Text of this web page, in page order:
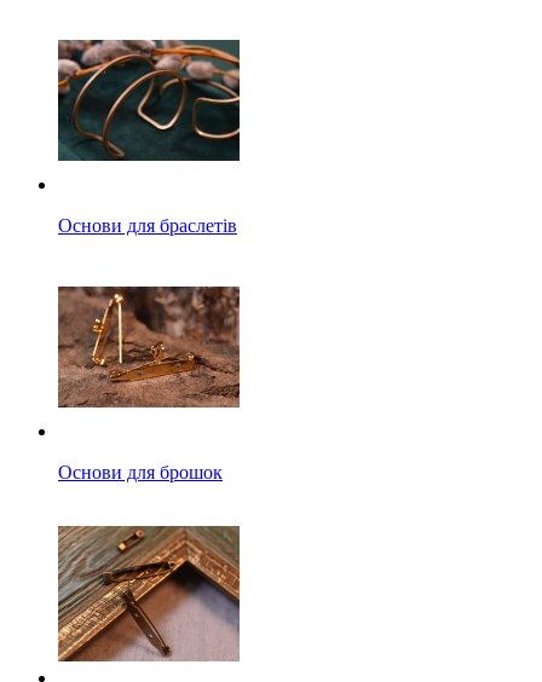
Основи для браслетів
Основи для брошок